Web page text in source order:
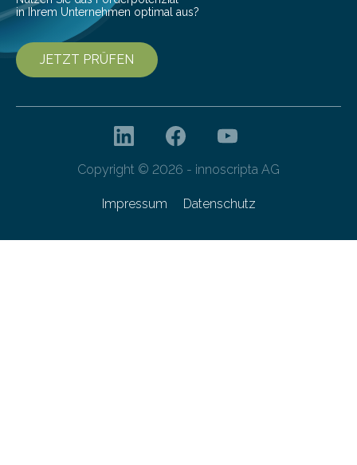
in Ihrem Unternehmen optimal aus?
JETZT PRÜFEN
Copyright © 2026 - innoscripta AG
Impressum Datenschutz